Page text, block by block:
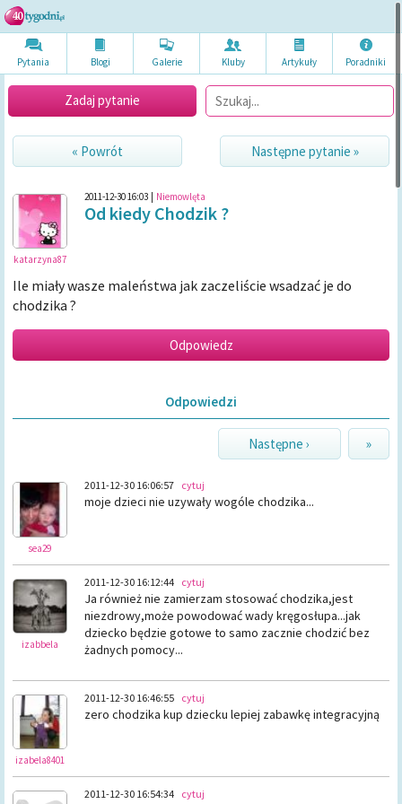
Pytania Blogi Galerie Kluby Artykuły Poradniki
Zadaj pytanie
« Powrót Następne pytanie »
katarzyna87
2011-12-30 16:03 Niemowlęta
Od kiedy Chodzik ?
Ile miały wasze maleństwa jak zaczeliście wsadzać je do
chodzika ?
Odpowiedzi
Następne › »
sea29
2011-12-30 16:06:57 cytuj
moje dzieci nie uzywały wogóle chodzika...
izabbela
2011-12-30 16:12:44 cytuj
Ja również nie zamierzam stosować chodzika,jest
niezdrowy,może powodować wady kręgosłupa...jak
dziecko będzie gotowe to samo zacznie chodzić bez
żadnych pomocy...
izabela8401
2011-12-30 16:46:55 cytuj
zero chodzika kup dziecku lepiej zabawkę integracyjną
2011-12-30 16:54:34 cytuj